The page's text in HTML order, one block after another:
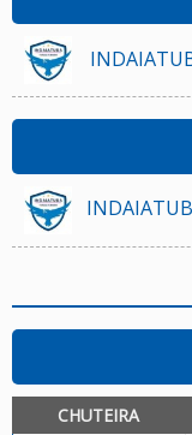
CHUTEIRA